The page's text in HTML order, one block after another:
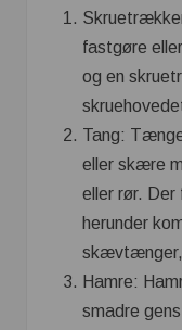
fastgøre
og en
Tang:
eller skære
eller rør.
herunder
skævtænger,
Hamre:
smadre